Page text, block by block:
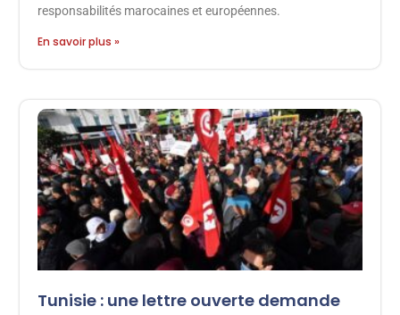
responsabilités marocaines et européennes.
En savoir plus »
Tunisie : une lettre ouverte demande